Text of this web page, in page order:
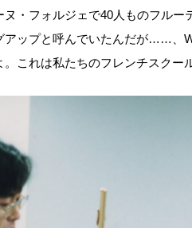
ヌ・フォルジェで40人ものフル
アップと呼んでいたんだが……、
。これは私たちのフレンチスクー